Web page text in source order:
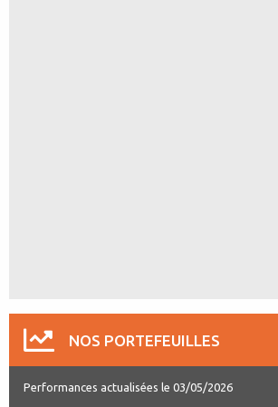
NOS PORTEFEUILLES
Performances actualisées le 03/05/2026